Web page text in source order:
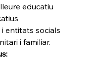
educatiu
entitats socials
i familiar.